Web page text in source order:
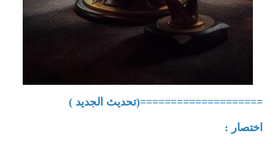
====================(تحديث الجديد )
اختصار :